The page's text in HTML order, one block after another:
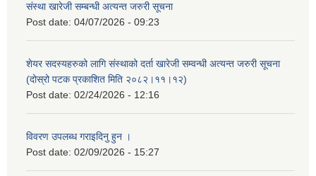
संस्था खारेजी सम्बन्धी अत्यन्त जरुरी सूचना
Post date: 04/07/2026 - 09:23
शेयर सदस्यहरुको लागि संस्थाको दर्ता खारेजी सम्वन्धी अत्यन्त जरुरी सूचना
(दोस्रो पटक प्रकाशित मिति २०८२।११।१२)
Post date: 02/24/2026 - 12:16
विवरण उपलब्ध गराइदिनु हुन ।
Post date: 02/09/2026 - 15:27